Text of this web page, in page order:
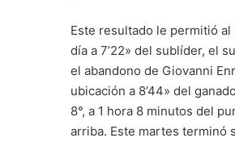
Este resultado le permitió
día a 7’22» del sublíder, el
el abandono de Giovanni
ubicación a 8’44» del
8°, a 1 hora 8 minutos del
arriba. Este martes terminó